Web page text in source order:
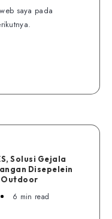
saya pada
Solusi Gejala
Disepelein
6 min read